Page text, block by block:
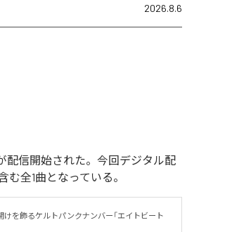
2026.8.6
配信開始された。今回デジタル配
全1曲となっている。
を飾るケルトパンクナンバー「エイトビート